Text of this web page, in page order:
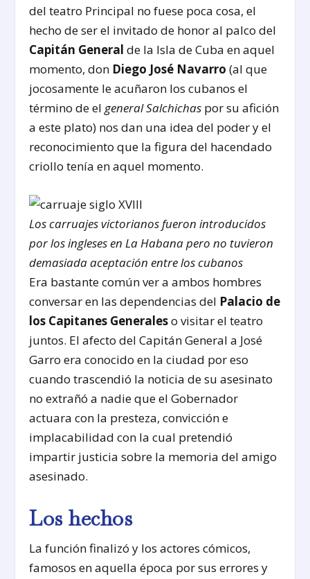
del teatro Principal no fuese poca cosa, el
hecho de ser el invitado de honor al palco del
Capitán General de la Isla de Cuba en aquel
momento, don Diego José Navarro (al que
jocosamente le acuñaron los cubanos el
término de elgeneral Salchichas por su afición
a este plato) nos dan una idea del poder y el
reconocimiento que la figura del hacendado
criollo tenía en aquel momento.
Los carruajes victorianos fueron introducidos
por los ingleses en La Habana pero no tuvieron
demasiada aceptación entre los cubanos
Era bastante común ver a ambos hombres
conversar en las dependencias del Palacio de
los Capitanes Generaleso visitar el teatro
juntos. El afecto del Capitán General a José
Garro era conocido en la ciudad por eso
cuando trascendió la noticia de su asesinato
no extrañó a nadie que el Gobernador
actuara con la presteza, convicción e
implacabilidad con la cual pretendió
impartir justicia sobre la memoria del amigo
asesinado.
Los hechos
La función finalizó y los actores cómicos,
famosos en aquella época por sus errores y